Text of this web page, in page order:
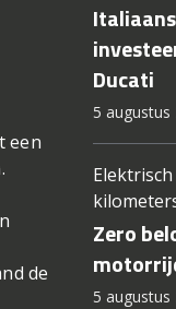
een
de
Ducati
5 augustus
Zero
5 augustus